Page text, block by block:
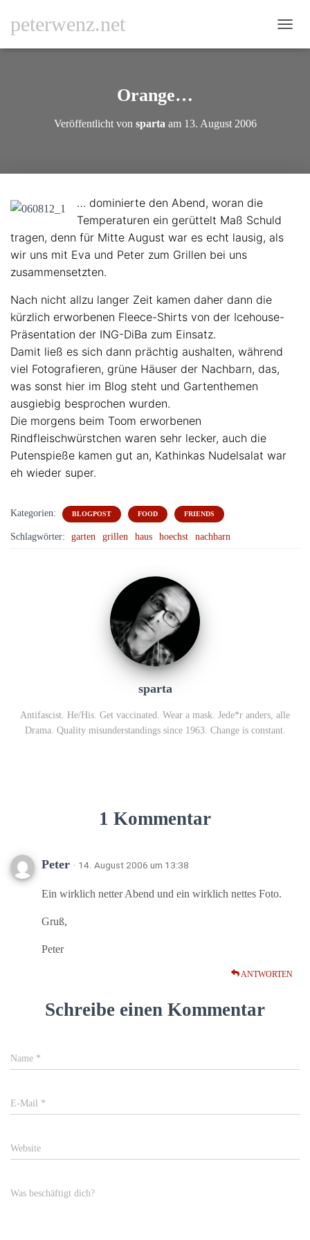
peterwenz.net
A
Orange…
Veröffentlicht von sparta am 13. August 2006
… dominierte den Abend, woran die
Temperaturen ein gerüttelt Maß Schuld
tragen, denn für Mitte August war es echt lausig, als
wir uns mit Eva und Peter zum Grillen bei uns
zusammensetzten.
Nach nicht allzu langer Zeit kamen daher dann die
kürzlich erworbenen Fleece-Shirts von der Icehouse-
Präsentation der ING-DiBa zum Einsatz.
Damit ließ es sich dann prächtig aushalten, während
viel Fotografieren, grüne Häuser der Nachbarn, das,
was sonst hier im Blog steht und Gartenthemen
ausgiebig besprochen wurden.
Die morgens beim Toom erworbenen
Rindfleischwürstchen waren sehr lecker, auch die
Putenspieße kamen gut an, Kathinkas Nudelsalat war
eh wieder super.
Kategorien: BLOGPOST FOOD FRIENDS
Schlagwörter: garten grillen haus hoechst nachbarn
sparta
Antifascist. He/His. Get vaccinated. Wear a mask. Jede*r anders, alle
Drama. Quality misunderstandings since 1963. Change is constant.
1 Kommentar
Peter · 14. August 2006 um 13:38
Ein wirklich netter Abend und ein wirklich nettes Foto.
Gruß,
Peter
ANTWORTEN
Schreibe einen Kommentar
Name *
E-Mail *
Website
Was beschäftigt dich?